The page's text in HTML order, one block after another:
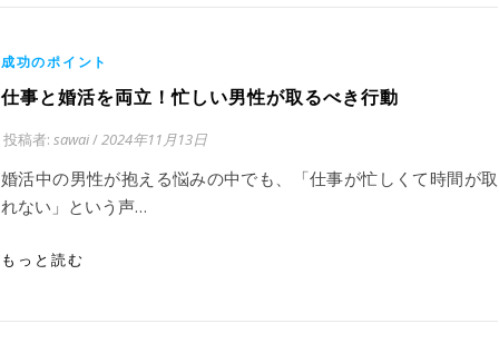
成功のポイント
仕事と婚活を両立！忙しい男性が取るべき行動
投稿者: sawai/2024年11月13日
婚活中の男性が抱える悩みの中でも、「仕事が忙しくて時間が取
れない」という声…
もっと読む